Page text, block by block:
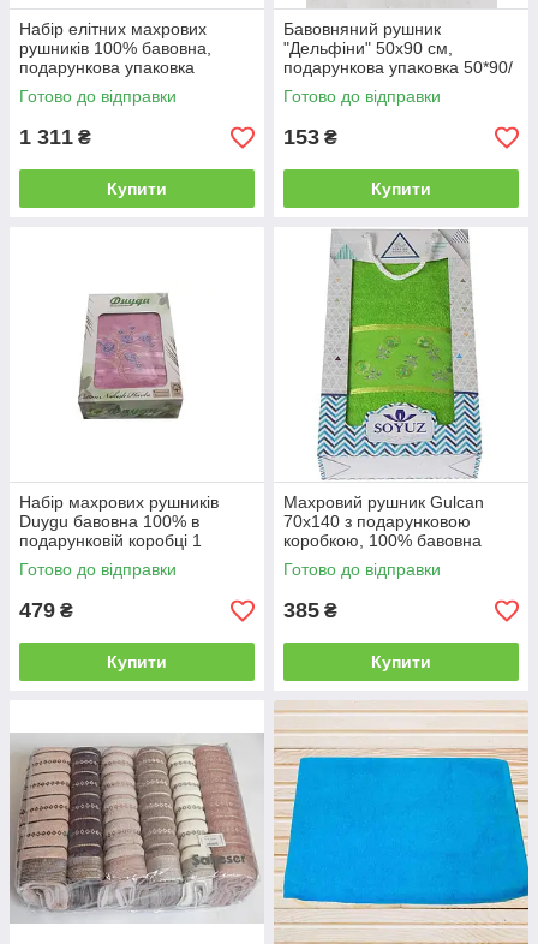
іт
р
о
п
р
н
и
н
а
б
о
о
е
є
в
і
д
ч
у
т
т
✓ ✓
н
о
ті
л
а
Набір елітних махрових
рушників 100% бавовна,
подарункова упаковка
Чорний, 40*60
Готово до відправки
1 311 ₴
Купити
Бавовняний рушник
"Дельфіни" 50x90 см,
подарункова упаковка 50*90/
ліце, 2
Готово до відправки
153 ₴
Купити
Набір махрових рушників
Duygu бавовна 100% в
подарунковій коробці 1
Готово до відправки
479 ₴
Купити
Махровий рушник Gulcan
70x140 з подарунковою
коробкою, 100% бавовна
70*140/баня, 2
Готово до відправки
385 ₴
Купити